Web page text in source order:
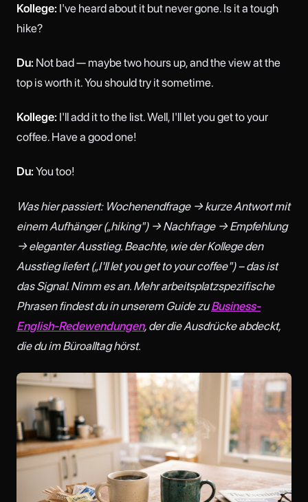
Kollege: I've heard about it but never gone. Is it a tough
hike?
Du: Not bad — maybe two hours up, and the view at the
top is worth it. You should try it sometime.
Kollege: I'll add it to the list. Well, I'll let you get to your
coffee. Have a good one!
Du: You too!
Was hier passiert: Wochenendfrage → kurze Antwort mit
einem Aufhänger („hiking") → Nachfrage → Empfehlung
→ eleganter Ausstieg. Beachte, wie der Kollege den
Ausstieg liefert („I'll let you get to your coffee") – das ist
das Signal. Nimm es an. Mehr arbeitsplatzspezifische
Phrasen findest du in unserem Guide zuBusiness-
English-Redewendungen, der die Ausdrücke abdeckt,
die du im Büroalltag hörst.